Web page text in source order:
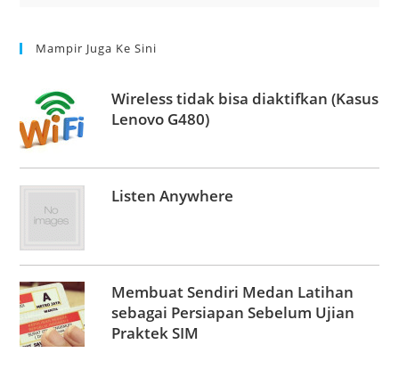
Mampir Juga Ke Sini
Wireless tidak bisa diaktifkan (Kasus
Lenovo G480)
Listen Anywhere
Membuat Sendiri Medan Latihan
sebagai Persiapan Sebelum Ujian
Praktek SIM